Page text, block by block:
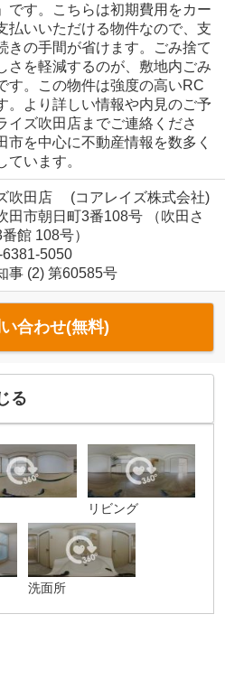
です。こちらは初期費用をカー
払いいただける物件なので、支
きの手間が省けます。ごみ捨て
さを軽減するのが、敷地内ごみ
す。この物件は強度の高いRC
。より詳しい情報や内見のご予
イズ吹田店までご連絡くださ
市を中心に不動産情報を数多く
ています。
吹田店 (コアレイズ株式会社)
田市朝日町3番108号 （吹田さ
館 108号）
5050
事 (2) 第60585号
合わせ(無料)
る
リビング
洗面所